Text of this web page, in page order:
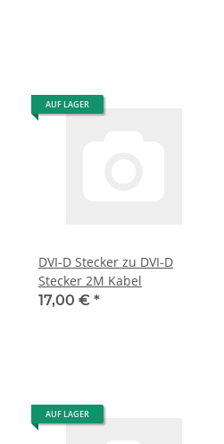
AUF LAGER
DVI-D Stecker zu DVI-D
Stecker 2M Kabel
17,00 € *
AUF LAGER